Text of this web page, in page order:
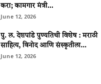
करा; कामगार मंत्री...
June 12, 2026
पु. ल. देशपांडे पुण्यतिथी विशेष : मराठी
साहित्य, विनोद आणि संस्कृतीला...
June 12, 2026